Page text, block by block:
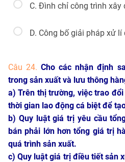
C. Đình chỉ công trình xây
D. Công bố giải pháp xử lí
Câu 24.Cho các nhận định
trong sản xuất và lưu thông
a) Trên thị trường, việc trao
thời gian lao động cá biệt để
b) Quy luật giá trị yêu cầu
bán phải lớn hơn tổng giá trị
quá trình sản xuất.
c) Quy luật giá trị điều tiết sản